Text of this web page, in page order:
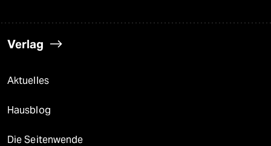
Verlag
Aktuelles
Hausblog
Die Seitenwende